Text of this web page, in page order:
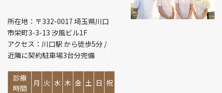
所在地：〒332-0017 埼玉県川口
市栄町3-3-13 汐風ビル1F
アクセス：川口駅 から徒歩5分 /
近隣に契約駐車場3台分完備
診療
時間
月 火 水 木 金 土 日 祝